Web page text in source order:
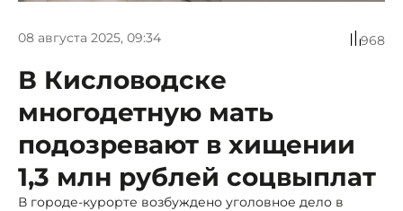
08 августа 2025, 09:34 968
В Кисловодске
многодетную мать
подозревают в хищении
1,3 млн рублей соцвыплат
В городе-курорте возбуждено уголовное дело в